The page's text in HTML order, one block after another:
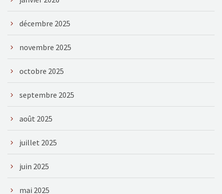
décembre 2025
novembre 2025
octobre 2025
septembre 2025
août 2025
juillet 2025
juin 2025
mai 2025